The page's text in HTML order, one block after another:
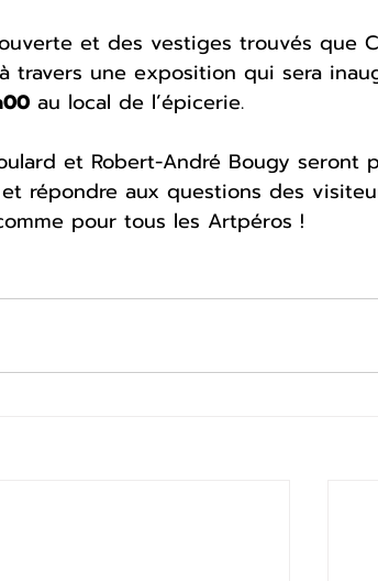
et des vestiges trouvés que
travers une exposition qui sera
au local de l’épicerie.
et Robert-André Bougy seront
répondre aux questions des
pour tous les Artpéros !